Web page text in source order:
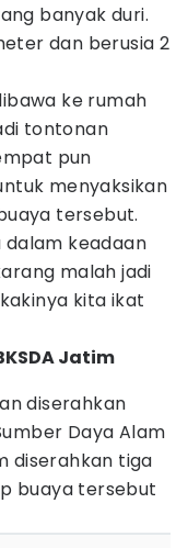
banyak duri.
dan berusia 2
ke rumah
tontonan
pun
menyaksikan
tersebut.
dalam keadaan
malah jadi
kita ikat
Jatim
diserahkan
Daya Alam
diserahkan tiga
buaya tersebut